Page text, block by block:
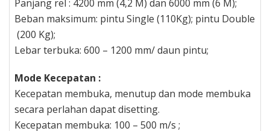
Panjang rel : 4200 mm (4,2 M) dan 6000 mm (6 M);
Beban maksimum: pintu Single (110Kg); pintu Double
(200 Kg);
Lebar terbuka: 600 – 1200 mm/ daun pintu;
Mode Kecepatan :
Kecepatan membuka, menutup dan mode membuka
secara perlahan dapat disetting.
Kecepatan membuka: 100 – 500 m/s ;